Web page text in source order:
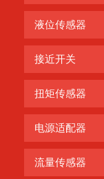
液位传感器
接近开关
扭矩传感器
电源适配器
流量传感器